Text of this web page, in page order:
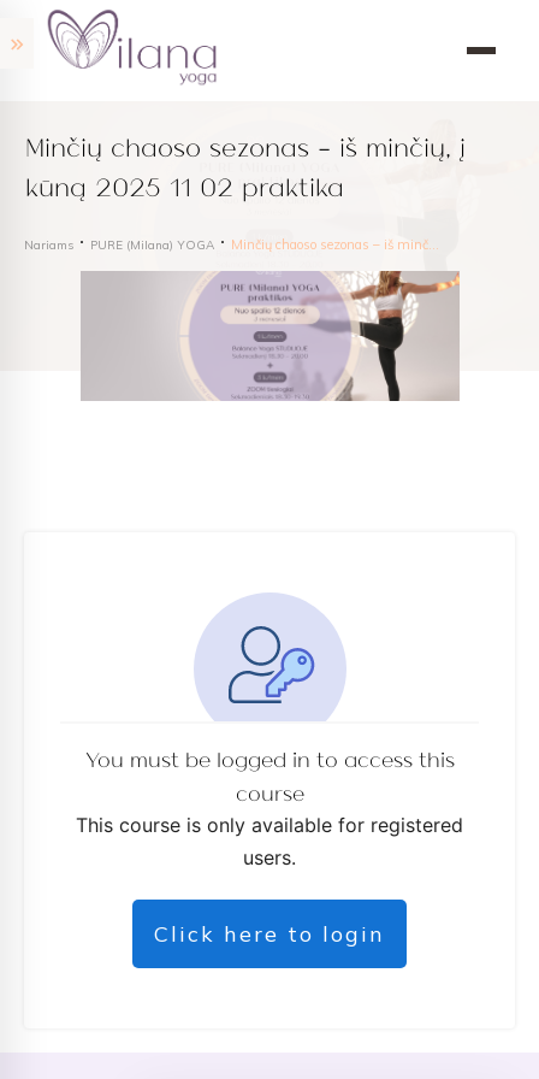
Minčių chaoso sezonas – iš minčių, į
kūną 2025 11 02 praktika
Nariams PURE (Milana) YOGA Minčių chaoso sezonas – iš minčių, į kūną 2025 11 02 praktika
You must be logged in to access this
course
This course is only available for registered
users.
Click here to login